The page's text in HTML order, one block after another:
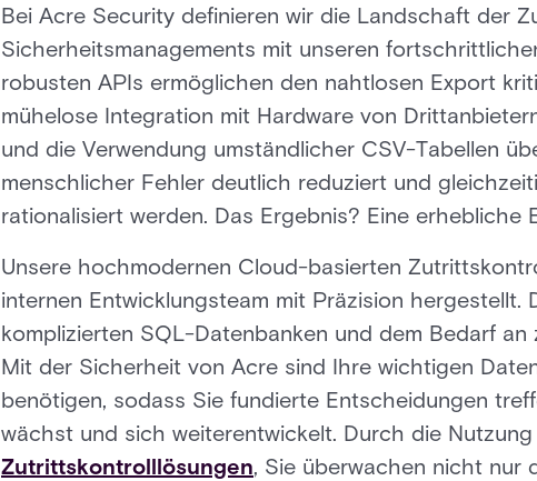
Bei Acre Security definieren wir die Landschaft der
Sicherheitsmanagements mit unseren
robusten APIs ermöglichen den nahtlosen Export
mühelose Integration mit Hardware von
und die Verwendung umständlicher CSV-Tabellen
menschlicher Fehler deutlich reduziert und
rationalisiert werden. Das Ergebnis? Eine erhebliche
Unsere hochmodernen Cloud-basierten
internen Entwicklungsteam mit Präzision hergestellt.
komplizierten SQL-Datenbanken und dem Bedarf
Mit der Sicherheit von Acre sind Ihre wichtigen
benötigen, sodass Sie fundierte Entscheidungen
wächst und sich weiterentwickelt. Durch die
Zutrittskontrolllösungen, Sie überwachen nicht nur